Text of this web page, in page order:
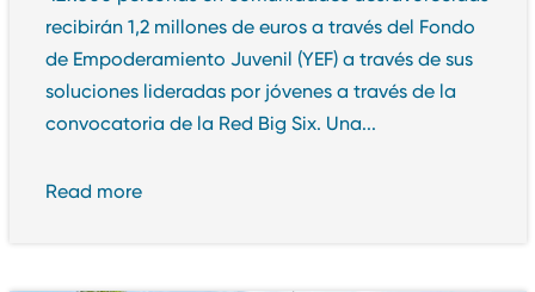
recibirán 1,2 millones de euros a través del Fondo
de Empoderamiento Juvenil (YEF) a través de sus
soluciones lideradas por jóvenes a través de la
convocatoria de la Red Big Six. Una...
Read more